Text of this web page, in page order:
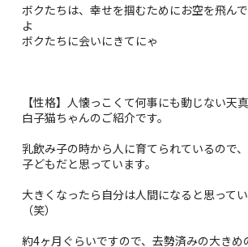
ボクたちは、幸せを掴むためにお空を飛ん
よ
ボクたちに会いにきてにゃ
【性格】人懐っこくて何事にも動じない天
白子猫ちゃんのご紹介です。
乳飲み子の時から人に育てられているので
子どもだと思っています。
大きくなったら自分は人間になると思って
（笑）
約4ヶ月ぐらいですので、去勢済みの大きめ